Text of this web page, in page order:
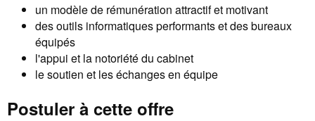
un modèle de rémunération attractif et motivant
des outils informatiques performants et des bureaux
équipés
l'appui et la notoriété du cabinet
le soutien et les échanges en équipe
Postuler à cette offre